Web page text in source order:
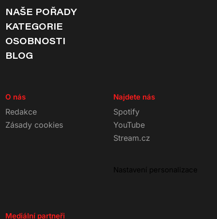
NAŠE POŘADY
KATEGORIE
OSOBNOSTI
BLOG
O nás
Redakce
Zásady cookies
Najdete nás
Spotify
YouTube
Stream.cz
Nastavení personalizace
Mediální partneři